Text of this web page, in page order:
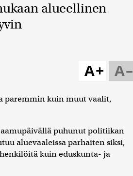
alueellinen
A–
A+
paremmin kuin muut vaalit,
puhunut politiikan
aluevaaleissa parhaiten siksi,
kuin eduskunta- ja